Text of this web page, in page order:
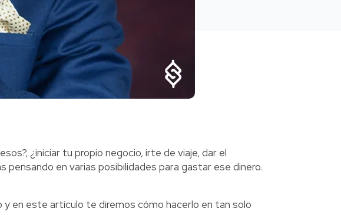
¿iniciar tu propio negocio, irte de viaje, dar el
pensando en varias posibilidades para gastar ese dinero.
en este artículo te diremos cómo hacerlo en tan solo